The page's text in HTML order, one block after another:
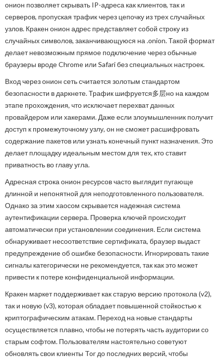
онион позволяет скрывать IP-адреса как клиентов, так и
серверов, пропуская трафик через цепочку из трех случайных
узлов. Кракен онион адрес представляет собой строку из
случайных символов, заканчивающуюся на .onion. Такой формат
делает невозможным прямое подключение через обычные
браузеры вроде Chrome или Safari без специальных настроек.
Вход через онион сеть считается золотым стандартом
безопасности в даркнете. Трафик шифруется多层но на каждом
этапе прохождения, что исключает перехват данных
провайдером или хакерами. Даже если злоумышленник получит
доступ к промежуточному узлу, он не сможет расшифровать
содержание пакетов или узнать конечный пункт назначения. Это
делает площадку идеальным местом для тех, кто ставит
приватность во главу угла.
Адресная строка онион ресурсов часто выглядит пугающе
длинной и непонятной для неподготовленного пользователя.
Однако за этим хаосом скрывается надежная система
аутентификации сервера. Проверка ключей происходит
автоматически при установлении соединения. Если система
обнаруживает несоответствие сертификата, браузер выдаст
предупреждение об ошибке безопасности. Игнорировать такие
сигналы категорически не рекомендуется, так как это может
привести к потере конфиденциальной информации.
Кракен маркет поддерживает как старую версию протокола (v2),
так и новую (v3), которая обладает повышенной стойкостью к
криптографическим атакам. Переход на новые стандарты
осуществляется плавно, чтобы не потерять часть аудитории со
старым софтом. Пользователям настоятельно советуют
обновлять свои клиенты Tor до последних версий, чтобы